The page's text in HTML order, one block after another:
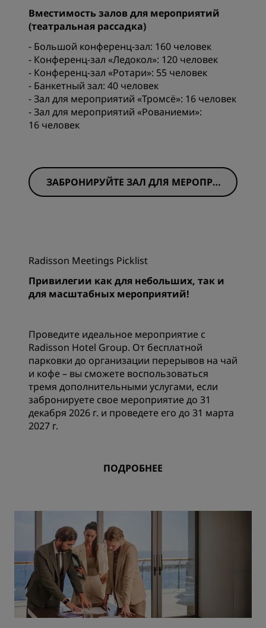
Вместимость залов для мероприятий
(театральная рассадка)
- Большой конференц-зал: 160 человек
- Конференц-зал «Ледокол»: 120 человек
- Конференц-зал «Ротари»: 55 человек
- Банкетный зал: 40 человек
- Зал для мероприятий «Тромсё»: 16 человек
- Зал для мероприятий «Рованиеми»:
16 человек
ЗАБРОНИРУЙТЕ ЗАЛ ДЛЯ МЕРОПРИ
ЯТИЙ СЕЙЧАС
Radisson Meetings Picklist
Привилегии как для небольших, так и
для масштабных мероприятий!
Проведите идеальное мероприятие с
Radisson Hotel Group. От бесплатной
парковки до организации перерывов на чай
и кофе – вы сможете воспользоваться
тремя дополнительными услугами, если
забронируете свое мероприятие до 31
декабря 2026 г. и проведете его до 31 марта
2027 г.
ПОДРОБНЕЕ